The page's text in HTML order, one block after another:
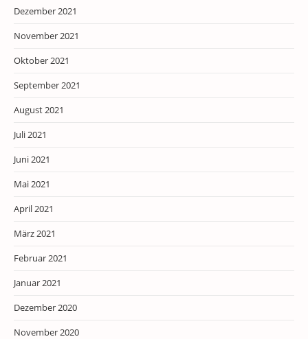
Dezember 2021
November 2021
Oktober 2021
September 2021
August 2021
Juli 2021
Juni 2021
Mai 2021
April 2021
März 2021
Februar 2021
Januar 2021
Dezember 2020
November 2020